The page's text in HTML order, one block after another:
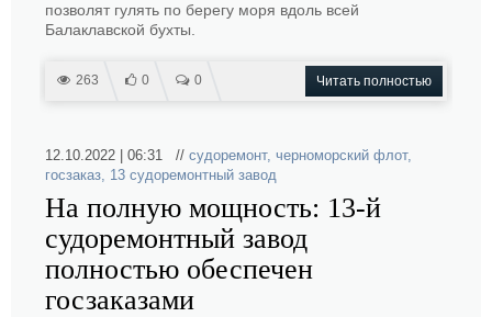
позволят гулять по берегу моря вдоль всей
Балаклавской бухты.
263 0 0 Читать полностью
12.10.2022 | 06:31 // судоремонт, черноморский флот,
госзаказ, 13 судоремонтный завод
На полную мощность: 13-й
судоремонтный завод
полностью обеспечен
госзаказами